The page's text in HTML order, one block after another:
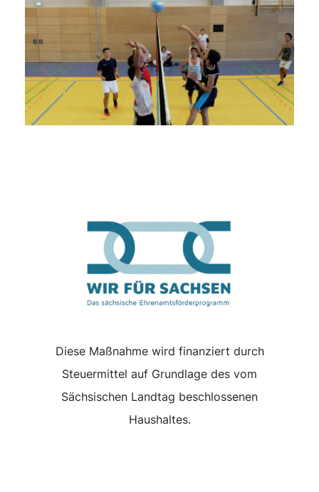
Diese Maßnahme wird finanziert durch
Steuermittel auf Grundlage des vom
Sächsischen Landtag beschlossenen
Haushaltes.